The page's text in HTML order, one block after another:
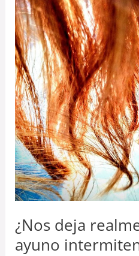
¿Nos deja
ayuno
ayuno
intermitente?